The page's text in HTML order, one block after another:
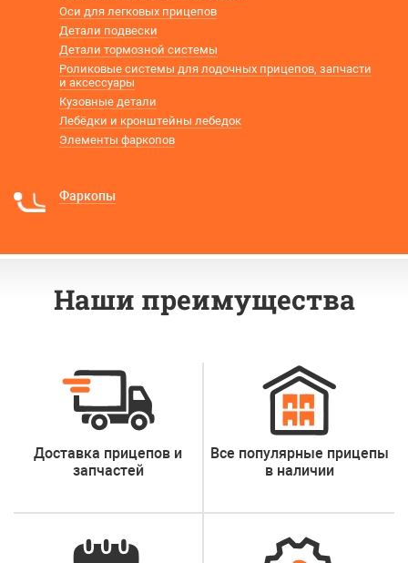
Оси для легковых прицепов
Детали подвески
Детали тормозной системы
Роликовые системы для лодочных прицепов, запчасти
и аксессуары
Кузовные детали
Лебёдки и кронштейны лебедок
Элементы фаркопов
Фаркопы
Наши преимущества
Доставка прицепов и
запчастей
Все популярные прицепы
в наличии